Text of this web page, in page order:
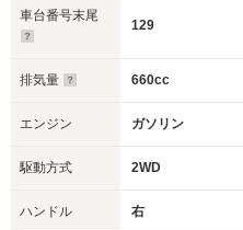
車台番号末尾
129
排気量 660cc
エンジン ガソリン
駆動方式 2WD
ハンドル 右